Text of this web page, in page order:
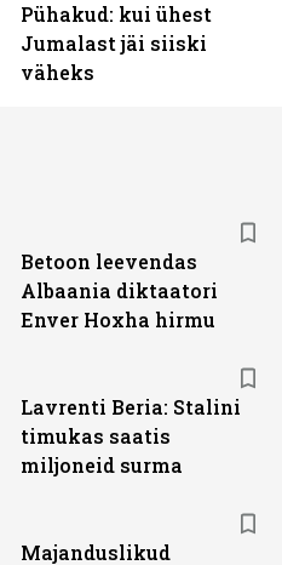
Pühakud: kui ühest
Jumalast jäi siiski
väheks
Betoon leevendas
Albaania diktaatori
Enver Hoxha hirmu
Lavrenti Beria: Stalini
timukas saatis
miljoneid surma
Majanduslikud